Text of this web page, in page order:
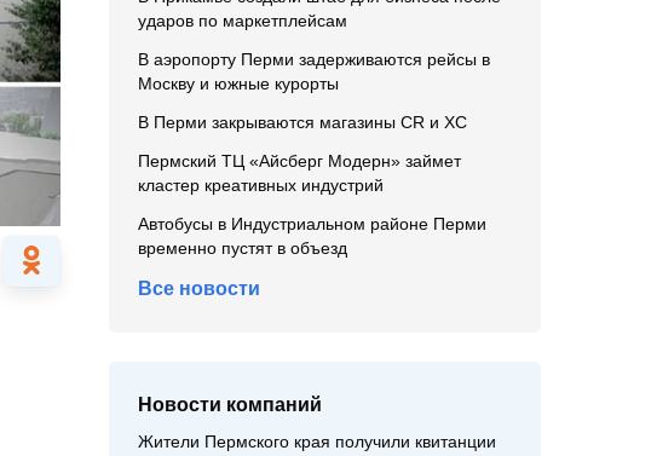
ударов по маркетплейсам
В аэропорту Перми задерживаются рейсы в
Москву и южные курорты
В Перми закрываются магазины CR и XC
Пермский ТЦ «Айсберг Модерн» займет
кластер креативных индустрий
Автобусы в Индустриальном районе Перми
временно пустят в объезд
Все новости
Новости компаний
Жители Пермского края получили квитанции